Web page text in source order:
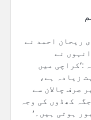
ریحان احمد نے
نے
:’کراچی میں
زیادہ ہے،
صرف چالان سے
کھڈوں کی وجہ
ہوتی ہیں۔‘